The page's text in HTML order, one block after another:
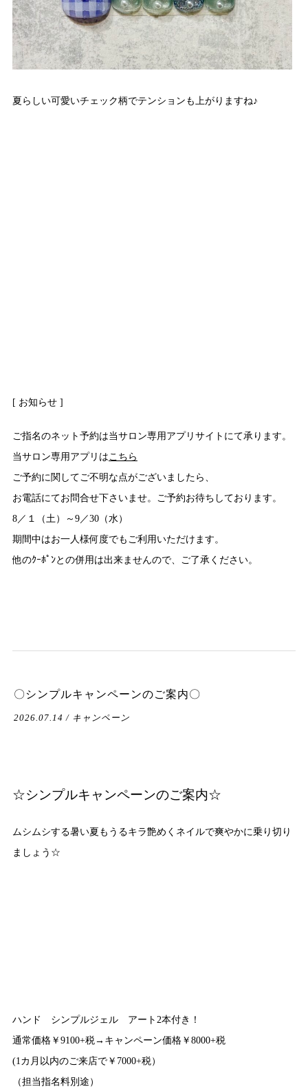
夏らしい可愛いチェック柄でテンションも上がりますね♪
[ お知らせ ]
ご指名のネット予約は当サロン専用アプリサイトにて承ります。
当サロン専用アプリはこちら
ご予約に関してご不明な点がございましたら、
お電話にてお問合せ下さいませ。ご予約お待ちしております。
8／１（土）～9／30（水）
期間中はお一人様何度でもご利用いただけます。
他のｸｰﾎﾟﾝとの併用は出来ませんので、ご了承ください。
〇シンプルキャンペーンのご案内〇
2026.07.14 / キャンペーン
☆シンプルキャンペーンのご案内☆
ムシムシする暑い夏もうるキラ艶めくネイルで爽やかに乗り切り
ましょう☆
ハンド シンプルジェル アート2本付き！
通常価格￥9100+税→キャンペーン価格￥8000+税
(1カ月以内のご来店で￥7000+税）
（担当指名料別途）